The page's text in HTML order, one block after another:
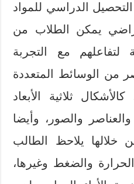
الدراسي للمواد
يمكن الطلاب من
لتفاعلهم مع التجربة
من الوسائط المتعددة
ثلاثية الأبعاد
والصور، وأيضا
خلالها يلاحظ الطالب
والضغط وغيرها،